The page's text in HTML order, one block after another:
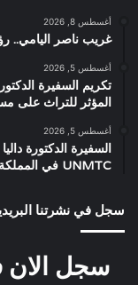
أغسطس 8, 2026
غريب ناصر اليامي..
أغسطس 5, 2026
تكريم السفيرة
المؤثر للتراث على مستوى
أغسطس 5, 2026
السفيرة الدكتورة
UNMTC في المملكة العربية السعودية
سجل في نشرتنا
سجل الان